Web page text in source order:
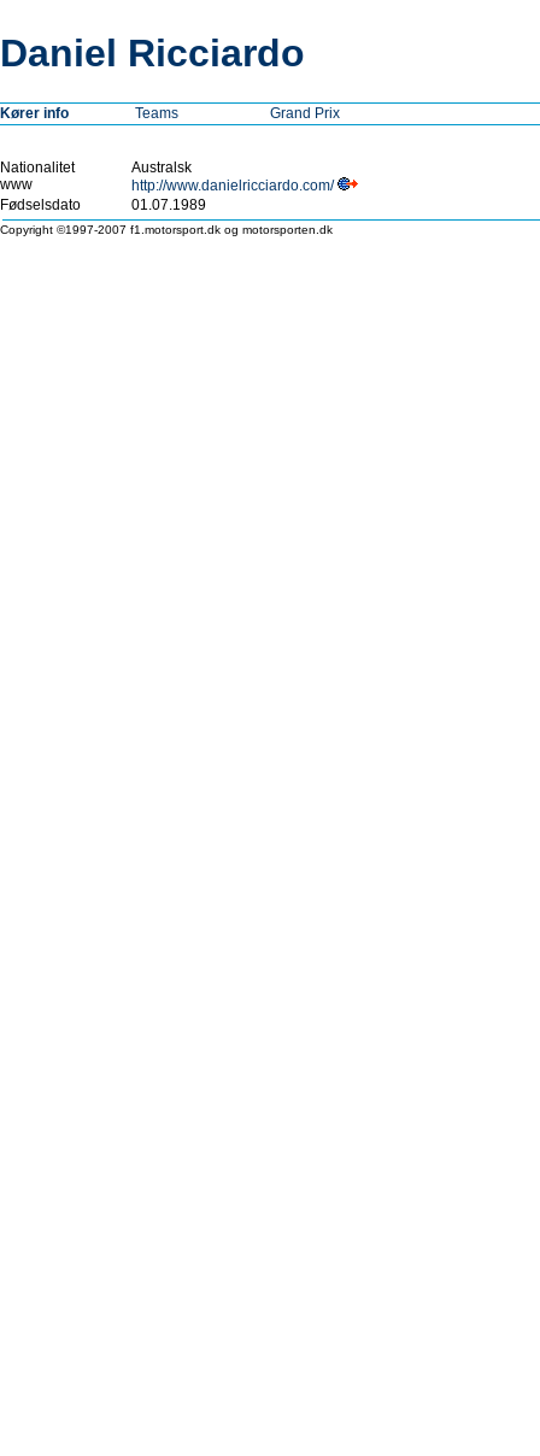
Daniel Ricciardo
Kører info Teams Grand Prix
Nationalitet
Australsk
www
http://www.danielricciardo.com/
Fødselsdato
01.07.1989
Copyright ©1997-2007 f1.motorsport.dk og motorsporten.dk